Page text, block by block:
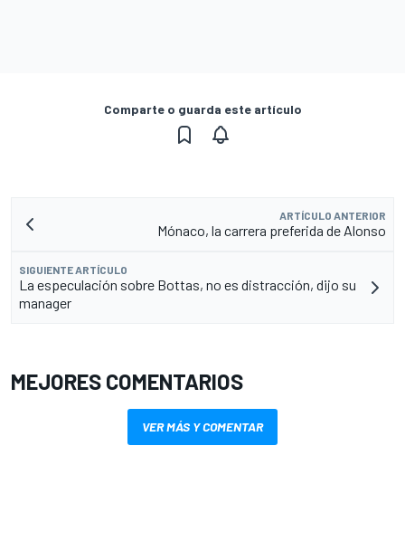
Comparte o guarda este artículo
ARTÍCULO ANTERIOR
Mónaco, la carrera preferida de Alonso
SIGUIENTE ARTÍCULO
La especulación sobre Bottas, no es distracción, dijo su
manager
MEJORES COMENTARIOS
VER MÁS Y COMENTAR